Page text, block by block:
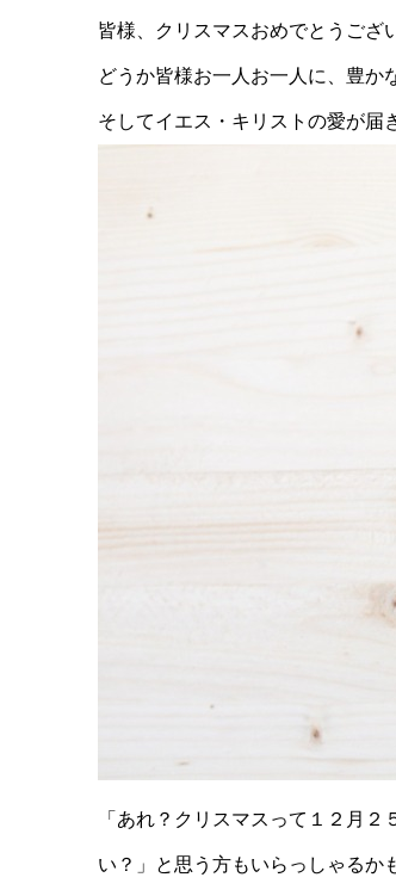
皆様、クリスマスおめでとうござ
どうか皆様お一人お一人に、豊か
そしてイエス・キリストの愛が届
「あれ？クリスマスって１２月
い？」と思う方もいらっしゃるか